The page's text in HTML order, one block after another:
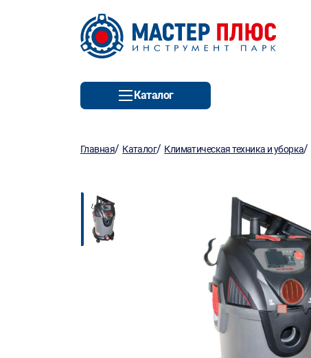
Каталог
Главная/ Каталог/ Климатическая техника и уборка/